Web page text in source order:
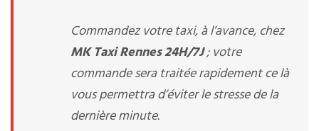
Commandez votre taxi, à l’avance, chez
MK Taxi Rennes 24H/7J; votre
commande sera traitée rapidement ce là
vous permettra d’éviter le stresse de la
dernière minute.